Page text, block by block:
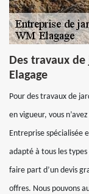
Des travaux de
Elagage
Pour des travaux de
en vigueur, vous
Entreprise spécialisée
adapté à tous les
faire part d’un devis
offres. Nous pouvons